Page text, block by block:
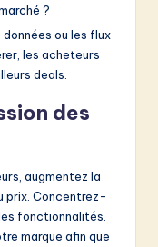
?
données ou les flux
les acheteurs
deals.
des
augmentez la
prix. Concentrez-
fonctionnalités.
marque afin que